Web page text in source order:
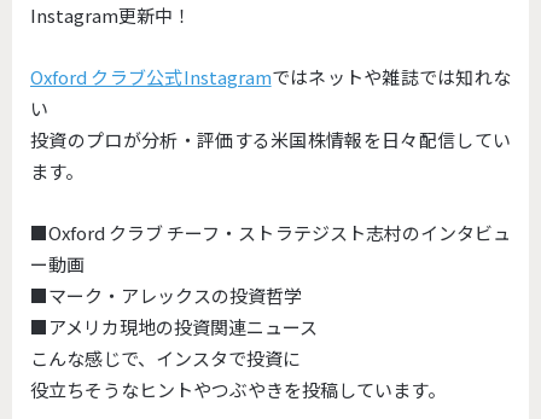
Instagram更新中！
Oxford クラブ公式Instagramではネットや雑誌では知れな
い
投資のプロが分析・評価する米国株情報を日々配信してい
ます。
■Oxford クラブ チーフ・ストラテジスト志村のインタビュ
ー動画
■マーク・アレックスの投資哲学
■アメリカ現地の投資関連ニュース
こんな感じで、インスタで投資に
役立ちそうなヒントやつぶやきを投稿しています。